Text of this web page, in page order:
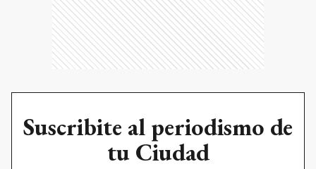
Suscribite al periodismo de
tu Ciudad